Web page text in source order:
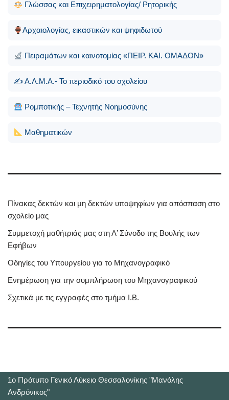
Γλώσσας και Επιχειρηματολογίας/ Ρητορικής
Αρχαιολογίας, εικαστικών και ψηφιδωτού
Πειραμάτων και καινοτομίας «ΠΕΙΡ. ΚΑΙ. ΟΜΑΔΟΝ»
✍️ Α.Λ.Μ.Α.- Το περιοδικό του σχολείου
Ρομποτικής – Τεχνητής Νοημοσύνης
Μαθηματικών
Πίνακας δεκτών και μη δεκτών υποψηφίων για απόσπαση στο
σχολείο μας
Συμμετοχή μαθήτριάς μας στη Λ’ Σύνοδο της Βουλής των
Εφήβων
Οδηγίες του Υπουργείου για το Μηχανογραφικό
Ενημέρωση για την συμπλήρωση του Μηχανογραφικού
Σχετικά με τις εγγραφές στο τμήμα Ι.Β.
1o Πρότυπο Γενικό Λύκειο Θεσσαλονίκης "Μανόλης
Ανδρόνικος"